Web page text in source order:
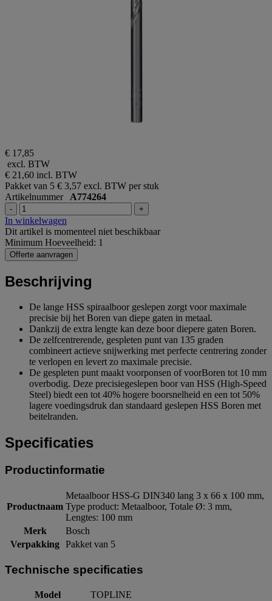
€ 17,85
excl. BTW
€ 21,60 incl. BTW
Pakket van 5 € 3,57 excl. BTW per stuk
Artikelnummer A774264
- +
In winkelwagen
Dit artikel is momenteel niet beschikbaar
Minimum Hoeveelheid: 1
Offerte aanvragen
Beschrijving
De lange HSS spiraalboor geslepen zorgt voor maximale
precisie bij het Boren van diepe gaten in metaal.
Dankzij de extra lengte kan deze boor diepere gaten Boren.
De zelfcentrerende, gespleten punt van 135 graden
combineert actieve snijwerking met perfecte centrering zonder
te verlopen en levert zo maximale precisie.
De gespleten punt maakt voorponsen of voorBoren tot 10 mm
overbodig. Deze precisiegeslepen boor van HSS (High-Speed
Steel) biedt een tot 40% hogere boorsnelheid en een tot 50%
lagere voedingsdruk dan standaard geslepen HSS Boren met
beitelranden.
Specificaties
Productinformatie
Productnaam
Metaalboor HSS-G DIN340 lang 3 x 66 x 100 mm,
Type product: Metaalboor, Totale Ø: 3 mm,
Lengtes: 100 mm
Merk
Bosch
Verpakking Pakket van 5
Technische specificaties
Model
TOPLINE